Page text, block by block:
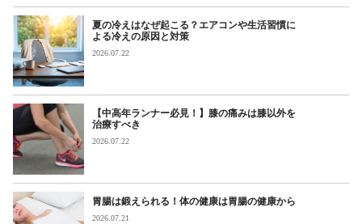
夏の冷えはなぜ起こる？エアコンや生活習慣に
よる冷えの原因と対策
2026.07.22
【中高年ランナー必見！】膝の痛みは膝以外を
治療すべき
2026.07.22
胃腸は鍛えられる！体の健康は胃腸の健康から
2026.07.21